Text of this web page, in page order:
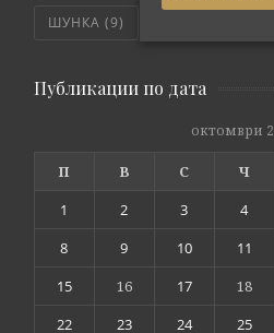
ШУНКА (9)
Публикации по дата
октомври
П В С Ч
1
2 3 4
8
9 10 11
15
16 17 18
22
23 24 25